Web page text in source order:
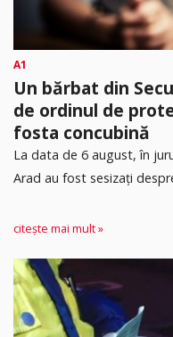
A1
Un bărbat din
de ordinul de
fosta concubină
​La data de 6 august, în
Arad au fost sesizați
citește mai mult »